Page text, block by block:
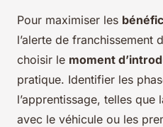
Pour maximiser les
l’alerte de franchissement
choisir le moment
pratique. Identifier les
l’apprentissage, telles
avec le véhicule ou les